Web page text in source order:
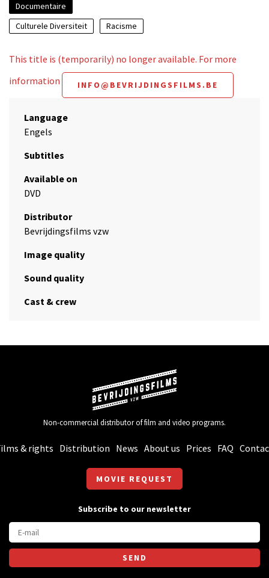
Documentaire
Culturele Diversiteit
Racisme
This title is (temporarily) no longer available. For more
information
INFO@BEVRIJDINGSFILMS.BE
Language
Engels
Subtitles
Available on
DVD
Distributor
Bevrijdingsfilms vzw
Image quality
Sound quality
Cast & crew
Non-commercial distributor of film and video programs.
& rights Distribution News About us Prices FAQ
MOVIE REQUEST
Subscribe to our newsletter